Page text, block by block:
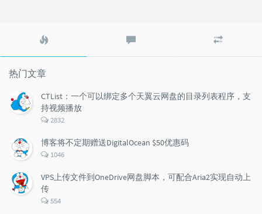
文
评
文
热门文章
CTList：一个可以绑定多个天翼云网盘的目录列表程序，支
持视频播放
评
数：
2832
博客将不定期赠送DigitalOcean $50优惠码
评
数：
1046
VPS上传文件到OneDrive网盘脚本，可配合Aria2实现自动上
传
评
554